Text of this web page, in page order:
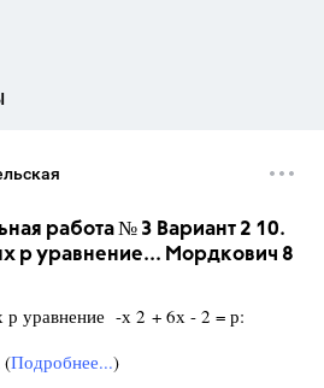
работа № 3 Вариант 2 10.
р уравнение... Мордкович 8
р уравнение -х 2 + 6х - 2 = р:
(Подробнее...)